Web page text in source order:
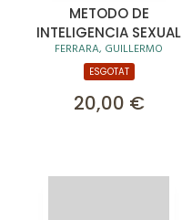
METODO DE
INTELIGENCIA SEXUAL
FERRARA, GUILLERMO
ESGOTAT
20,00 €